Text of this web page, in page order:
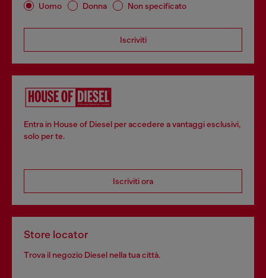
Uomo Donna Non specificato
Iscriviti
Entra in House of Diesel per accedere a vantaggi esclusivi,
solo per te.
Iscriviti ora
Store locator
Trova il negozio Diesel nella tua città.